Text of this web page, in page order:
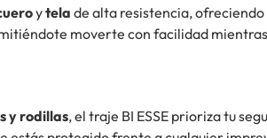
ytela de alta resistencia, ofreciendo
moverte con facilidad
y rodillas, el traje BI ESSE prioriza tu